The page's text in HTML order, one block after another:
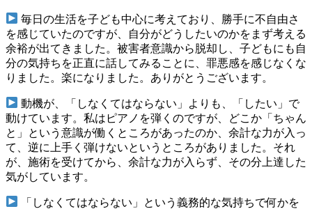
毎日の生活を子ども中心に考えており、勝手に不自由さ
を感じていたのですが、自分がどうしたいのかをまず考える
余裕が出てきました。被害者意識から脱却し、子どもにも自
分の気持ちを正直に話してみることに、罪悪感を感じなくな
りました。楽になりました。ありがとうございます。
動機が、「しなくてはならない」よりも、「したい」で
動けています。私はピアノを弾くのですが、どこか「ちゃん
と」という意識が働くところがあったのか、余計な力が入っ
て、逆に上手く弾けないというところがありました。それ
が、施術を受けてから、余計な力が入らず、その分上達した
気がしています。
「しなくてはならない」という義務的な気持ちで何かを